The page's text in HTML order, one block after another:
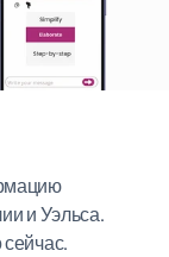
и Уэльса.